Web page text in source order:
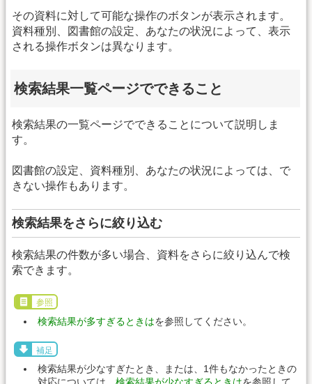
その資料に対して可能な操作のボタンが表示されます。
資料種別、図書館の設定、あなたの状況によって、表示
される操作ボタンは異なります。
検索結果一覧ページでできること
検索結果の一覧ページでできることについて説明しま
す。
図書館の設定、資料種別、あなたの状況によっては、で
きない操作もあります。
検索結果をさらに絞り込む
検索結果の件数が多い場合、資料をさらに絞り込んで検
索できます。
参照
検索結果が多すぎるときはを参照してください。
補足
検索結果が少なすぎたとき、または、1件もなかったときの